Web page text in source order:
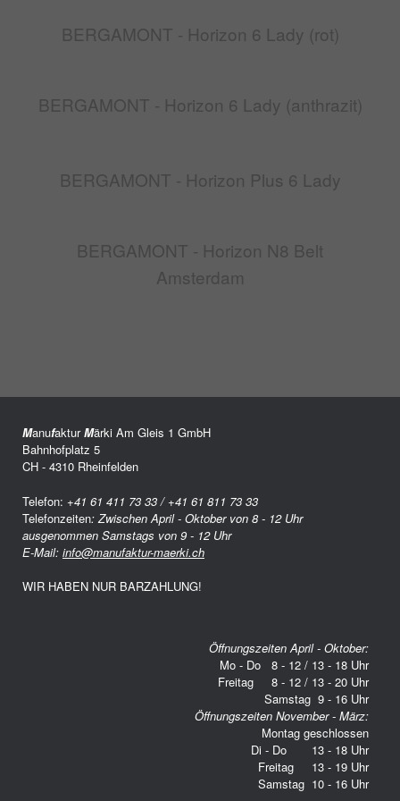
BERGAMONT - Horizon 6 Lady (rot)
BERGAMONT - Horizon 6 Lady (anthrazit)
BERGAMONT - Horizon Plus 6 Lady
BERGAMONT - Horizon N8 Belt
Amsterdam
ManufakturMärki Am Gleis 1 GmbH
Bahnhofplatz 5
CH - 4310 Rheinfelden
Telefon: +41 61 411 73 33 / +41 61 811 73 33
Telefonzeiten: Zwischen April - Oktober von 8 - 12 Uhr
ausgenommen Samstags von 9 - 12 Uhr
E-Mail: info@manufaktur-maerki.ch
WIR HABEN NUR BARZAHLUNG!
Öffnungszeiten April - Oktober:
Mo - Do 8 - 12 / 13 - 18 Uhr
Freitag 8 - 12 / 13 - 20 Uhr
Samstag 9 - 16 Uhr
Öffnungszeiten November - März:
Montag geschlossen
Di - Do 13 - 18 Uhr
Freitag 13 - 19 Uhr
Samstag 10 - 16 Uhr